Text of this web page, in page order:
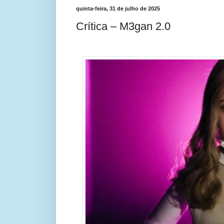
quinta-feira, 31 de julho de 2025
Crítica – M3gan 2.0